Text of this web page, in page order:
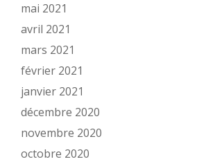
mai 2021
avril 2021
mars 2021
février 2021
janvier 2021
décembre 2020
novembre 2020
octobre 2020